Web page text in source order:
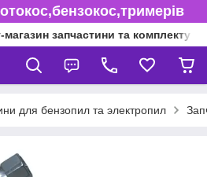
магазин запчастини та
для бензопил та электропил